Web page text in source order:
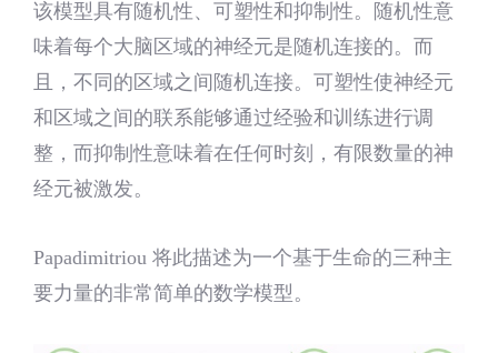
该模型具有随机性、可塑性和抑制性。随机性意
味着每个大脑区域的神经元是随机连接的。而
且，不同的区域之间随机连接。可塑性使神经元
和区域之间的联系能够通过经验和训练进行调
整，而抑制性意味着在任何时刻，有限数量的神
经元被激发。
Papadimitriou 将此描述为一个基于生命的三种主
要力量的非常简单的数学模型。